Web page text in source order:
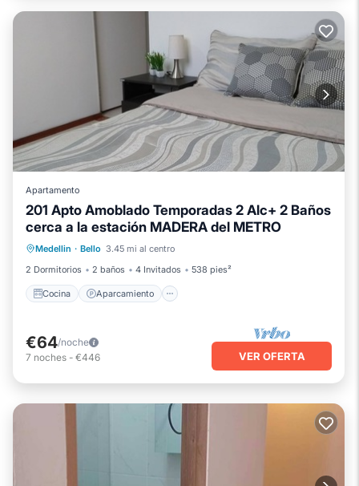
Apartamento
201 Apto Amoblado Temporadas 2 Alc+ 2 Baños
cerca a la estación MADERA del METRO
Medellin · Bello 3.45 mi al centro
2 Dormitorios
2 baños 4 Invitados 538 pies²
Cocina Aparcamiento
Cocina Aparcamiento
Internet
Apto para niños
€64/noche
7 noches - €446 VER OFERTA